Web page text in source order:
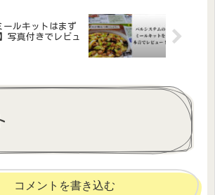
ールキットはまず
写真付きでレビュ
コメントを書き込む